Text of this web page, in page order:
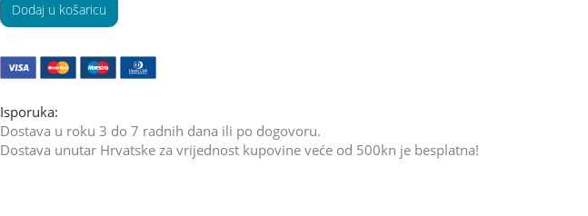
Dodaj u košaricu
Isporuka:
Dostava u roku 3 do 7 radnih dana ili po dogovoru.
Dostava unutar Hrvatske za vrijednost kupovine veće od 500kn je besplatna!